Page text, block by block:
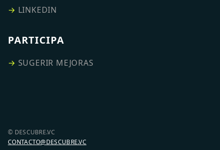
→ LINKEDIN
PARTICIPA
→ SUGERIR MEJORAS
© DESCUBRE.VC
CONTACTO@DESCUBRE.VC